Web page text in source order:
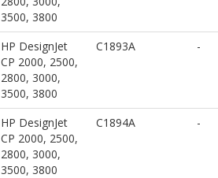
3500, 3800
HP DesignJet
CP 2000, 2500,
2800, 3000,
3500, 3800
C1893A -
HP DesignJet
CP 2000, 2500,
2800, 3000,
3500, 3800
C1894A -